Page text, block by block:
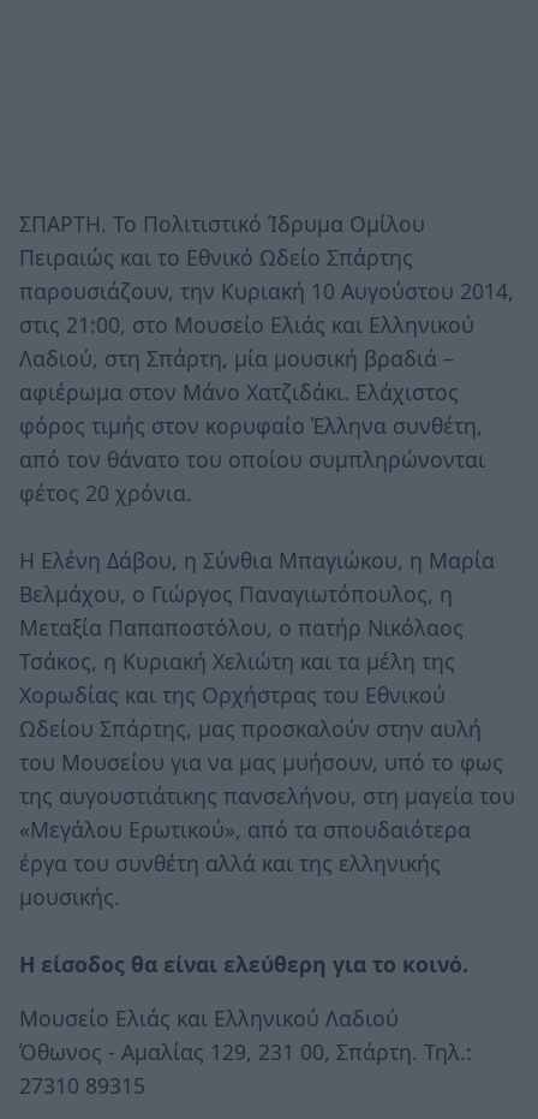
ΣΠΑΡΤΗ. Το Πολιτιστικό Ίδρυμα Ομίλου
Πειραιώς και το Εθνικό Ωδείο Σπάρτης
παρουσιάζουν, την Κυριακή 10 Αυγούστου 2014,
στις 21:00, στο Μουσείο Ελιάς και Ελληνικού
Λαδιού, στη Σπάρτη, μία μουσική βραδιά –
αφιέρωμα στον Μάνο Χατζιδάκι. Ελάχιστος
φόρος τιμής στον κορυφαίο Έλληνα συνθέτη,
από τον θάνατο του οποίου συμπληρώνονται
φέτος 20 χρόνια.
Η Ελένη Δάβου, η Σύνθια Μπαγιώκου, η Μαρία
Βελμάχου, ο Γιώργος Παναγιωτόπουλος, η
Μεταξία Παπαποστόλου, ο πατήρ Νικόλαος
Τσάκος, η Κυριακή Χελιώτη και τα μέλη της
Χορωδίας και της Ορχήστρας του Εθνικού
Ωδείου Σπάρτης, μας προσκαλούν στην αυλή
του Μουσείου για να μας μυήσουν, υπό το φως
της αυγουστιάτικης πανσελήνου, στη μαγεία του
«Μεγάλου Ερωτικού», από τα σπουδαιότερα
έργα του συνθέτη αλλά και της ελληνικής
μουσικής.
Η είσοδος θα είναι ελεύθερη για το κοινό.
Μουσείο Ελιάς και Ελληνικού Λαδιού
Όθωνος - Αμαλίας 129, 231 00, Σπάρτη. Τηλ.:
27310 89315